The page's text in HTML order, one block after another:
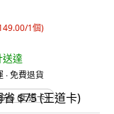
1個)
送達
∙ 免費退貨
(王道卡)